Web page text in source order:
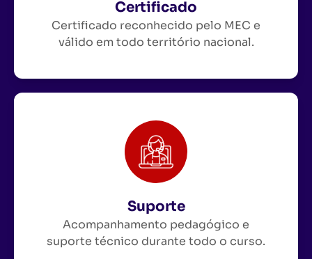
Certificado
Certificado reconhecido pelo MEC e
válido em todo território nacional.
Suporte
Acompanhamento pedagógico e
suporte técnico durante todo o curso.